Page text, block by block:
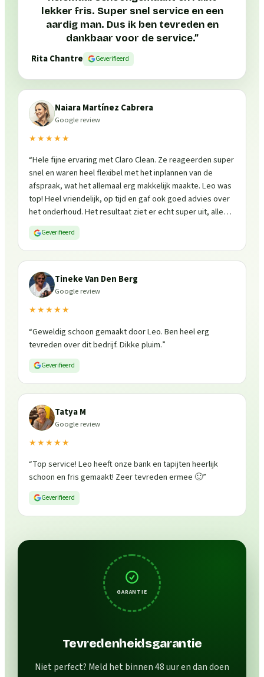
lekker fris. Super snel service en een
aardig man. Dus ik ben tevreden en
dankbaar voor de service.”
Rita Chantre
Geverifieerd
Naiara Martínez Cabrera
Google review
★★★★★
“Hele fijne ervaring met Claro Clean. Ze reageerden super
snel en waren heel flexibel met het inplannen van de
afspraak, wat het allemaal erg makkelijk maakte. Leo was
top! Heel vriendelijk, op tijd en gaf ook goed advies over
het onderhoud. Het resultaat ziet er echt super uit, alles
is weer fris en goed beschermd. Zeker een aanrader, ik
zou ze zo weer inschakelen!
Geverifieerd
Tineke Van Den Berg
Google review
★★★★★
“Geweldig schoon gemaakt door Leo. Ben heel erg
tevreden over dit bedrijf. Dikke pluim.”
Geverifieerd
Tatya M
Google review
★★★★★
“Top service! Leo heeft onze bank en tapijten heerlijk
schoon en fris gemaakt! Zeer tevreden ermee 🙂”
Geverifieerd
GARANTIE
Tevredenheidsgarantie
Niet perfect? Meld het binnen 48 uur en dan doen